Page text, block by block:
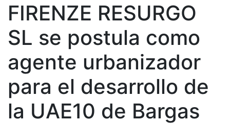
FIRENZE RESURGO
SL se postula como
agente urbanizador
para el desarrollo de
la UAE10 de Bargas